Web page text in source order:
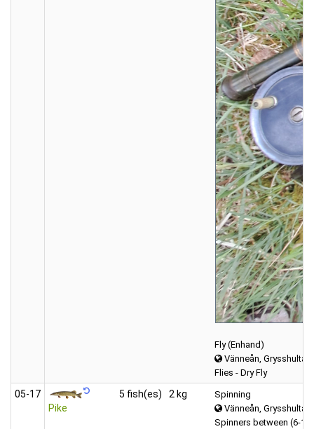
Fly (Enhand)
Vänneån,
Flies - Dry Fly
05‑17
Pike
5 fish(es) 2 kg
Spinning
Vänneån,
Spinners between (6-12